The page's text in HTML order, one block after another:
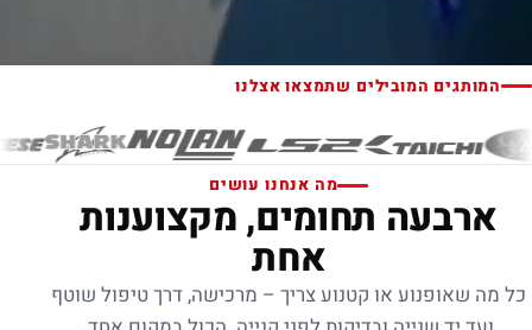
המותגים המובילים שתמצאו אצלנו
מה אנחנו עושים
ארבעה תחומים, מקצוענות
אחת
כל מה שאופנוע או קטנוע צריך – מרכישה, דרך טיפול שוטף